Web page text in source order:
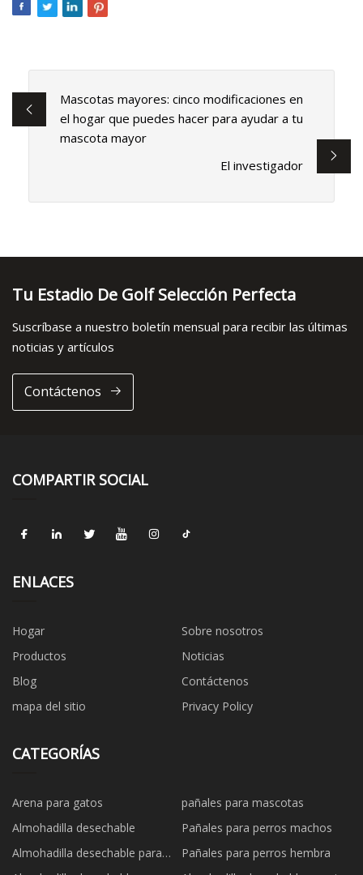
Mascotas mayores: cinco modificaciones en
el hogar que puedes hacer para ayudar a tu
mascota mayor
El investigador
Tu Estadio De Golf Selección Perfecta
Suscríbase a nuestro boletín mensual para recibir las últimas
noticias y artículos
Contáctenos
COMPARTIR SOCIAL
ENLACES
Hogar
Sobre nosotros
Productos
Noticias
Blog
Contáctenos
mapa del sitio
Privacy Policy
CATEGORÍAS
Arena para gatos
pañales para mascotas
Almohadilla desechable
Pañales para perros machos
Almohadilla desechable para
perros
Pañales para perros hembra